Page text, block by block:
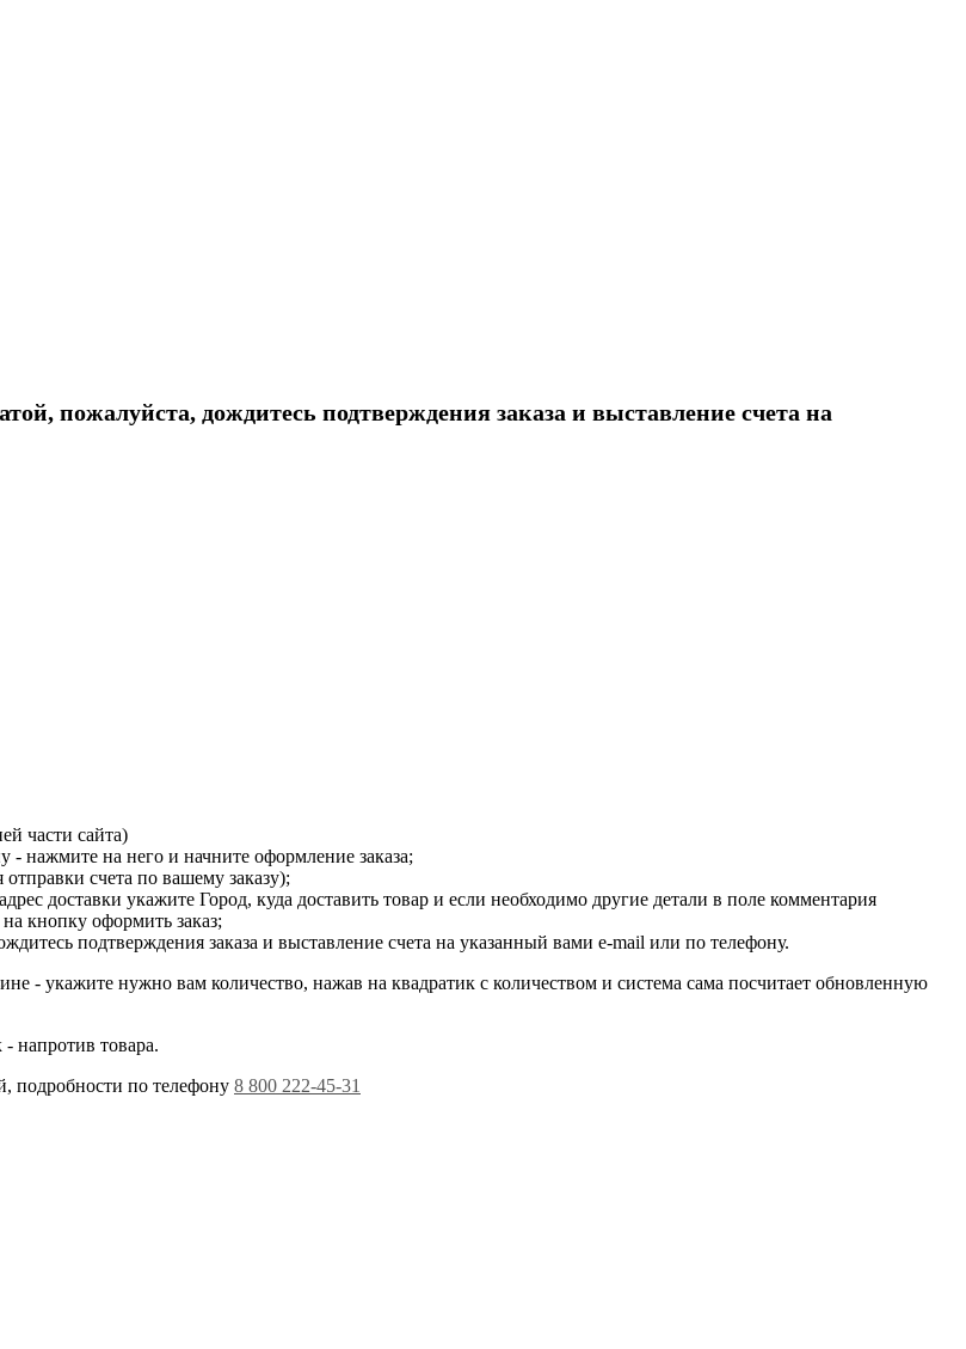
пожалуйста, дождитесь подтверждения заказа и выставление счета на
части сайта)
- нажмите на него и начните оформление заказа;
счета по вашему заказу);
доставки укажите Город, куда доставить товар и если необходимо другие детали в поле комментария
кнопку оформить заказ;
подтверждения заказа и выставление счета на указанный вами e-mail или по телефону.
- укажите нужно вам количество, нажав на квадратик с количеством и система сама посчитает обновленную
напротив товара.
подробности по телефону 8 800 222-45-31